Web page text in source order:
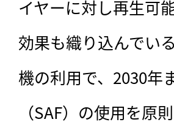
イヤーに対し再生可
効果も織り込んでい
機の利用で、2030年
（SAF）の使用を原